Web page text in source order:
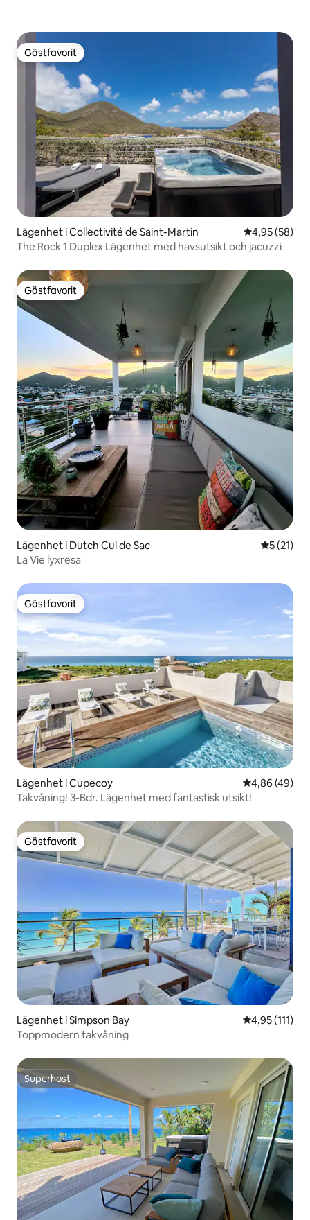
Gästfavorit
Gästfavorit
Lägenhet i Collectivité de Saint-Martin 4,95 av 5 i
4,95 (58)
The Rock 1 Duplex Lägenhet med havsutsikt och jacuzzi
Gästfavorit
Gästfavorit
Lägenhet i Dutch Cul de Sac 5 av 5 i
5 (21)
La Vie lyxresa
Gästfavorit
Gästfavorit
Lägenhet i Cupecoy 4,86 av 5 i
4,86 (49)
Takvåning! 3-Bdr. Lägenhet med fantastisk utsikt!
Gästfavorit
Gästfavorit
Lägenhet i Simpson Bay 4,95 av 5 i
4,95 (111)
Toppmodern takvåning
Superhost
Superhost